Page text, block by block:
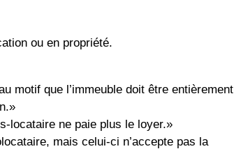
ou en propriété.
motif que l’immeuble doit être entièrement
locataire ne paie plus le loyer.»
mais celui-ci n’accepte pas la